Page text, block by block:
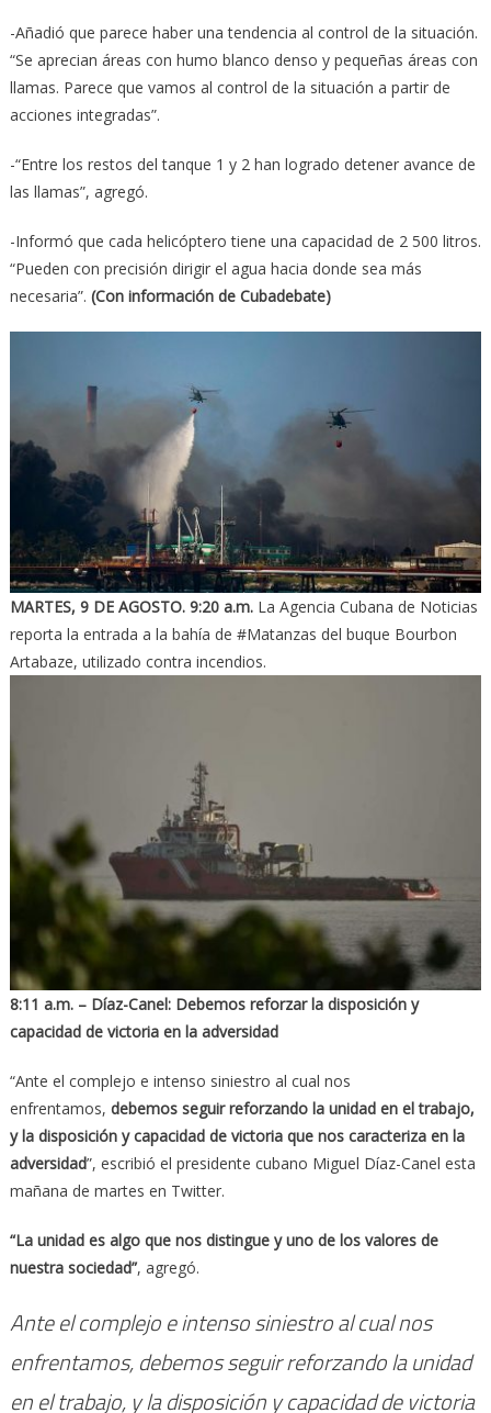
-Añadió que parece haber una tendencia al control de la situación.
“Se aprecian áreas con humo blanco denso y pequeñas áreas con
llamas. Parece que vamos al control de la situación a partir de
acciones integradas”.
-“Entre los restos del tanque 1 y 2 han logrado detener avance de
las llamas”, agregó.
-Informó que cada helicóptero tiene una capacidad de 2 500 litros.
“Pueden con precisión dirigir el agua hacia donde sea más
necesaria”. (Con información de Cubadebate)
MARTES, 9 DE AGOSTO. 9:20 a.m. La Agencia Cubana de Noticias
reporta la entrada a la bahía de #Matanzas del buque Bourbon
Artabaze, utilizado contra incendios.
8:11 a.m. – Díaz-Canel: Debemos reforzar la disposición y
capacidad de victoria en la adversidad
“Ante el complejo e intenso siniestro al cual nos
enfrentamos, debemos seguir reforzando la unidad en el trabajo,
y la disposición y capacidad de victoria que nos caracteriza en la
adversidad”, escribió el presidente cubano Miguel Díaz-Canel esta
mañana de martes en Twitter.
“La unidad es algo que nos distingue y uno de los valores de
nuestra sociedad”, agregó.
Ante el complejo e intenso siniestro al cual nos
enfrentamos, debemos seguir reforzando la unidad
en el trabajo, y la disposición y capacidad de victoria